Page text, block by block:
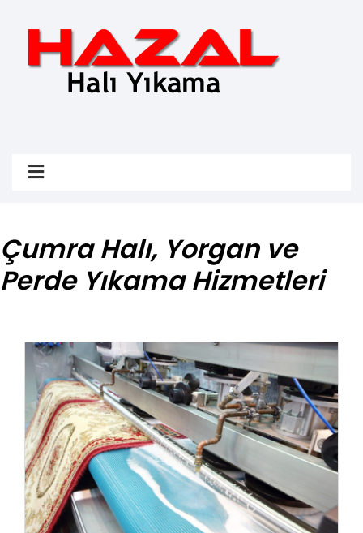
Çumra Halı, Yorgan ve
Perde Yıkama Hizmetleri